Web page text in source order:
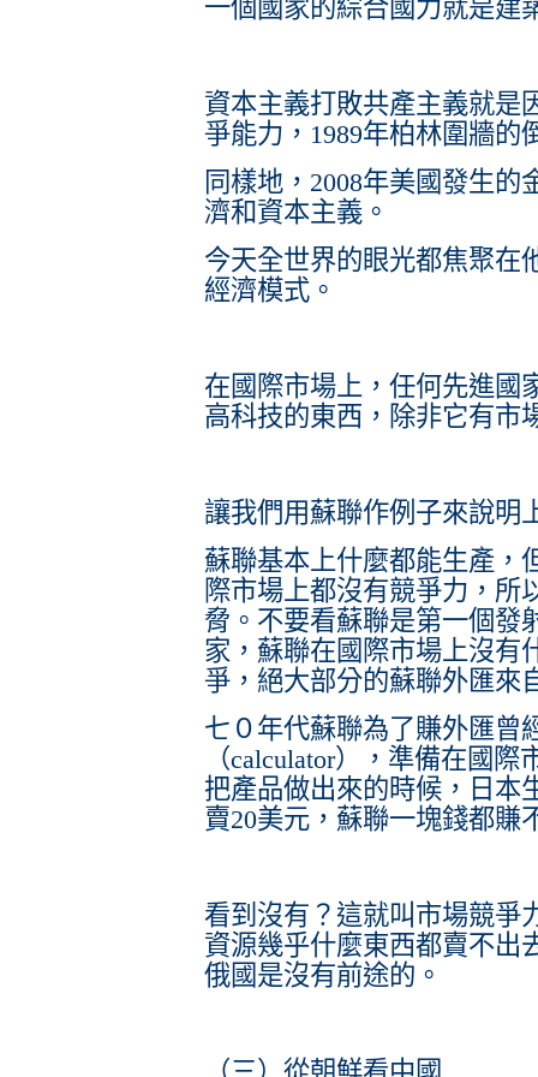
一個國家的綜合國力就是建
資本主義打敗共產主義就是
爭能力，1989年柏林圍牆的
同樣地，2008年美國發生
濟和資本主義。
今天全世界的眼光都焦聚在
經濟模式。
在國際市場上，任何先進國
高科技的東西，除非它有市
讓我們用蘇聯作例子來說明
蘇聯基本上什麼都能生產，
際市場上都沒有競爭力，所
脅。不要看蘇聯是第一個發
家，蘇聯在國際市場上沒有
爭，絕大部分的蘇聯外匯來
七０年代蘇聯為了賺外匯曾
（calculator），準備在國
把產品做出來的時候，日本
賣20美元，蘇聯一塊錢都賺
看到沒有？這就叫市場競爭
資源幾乎什麼東西都賣不出
俄國是沒有前途的。